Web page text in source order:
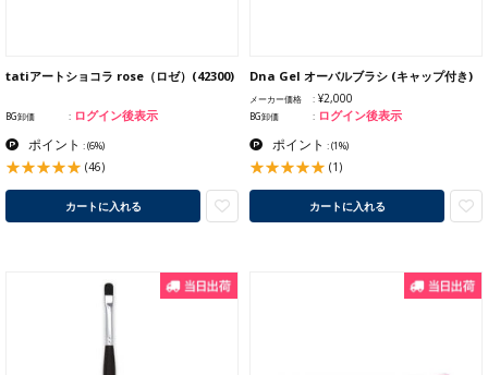
tatiアートショコラ rose（ロゼ）(42300)
BG卸価 ログイン後表示
ポイント :(6%)
(46)
カートに入れる
Dna Gel オーバルブラシ (キャップ付き)
メーカー価格 ¥2,000
BG卸価 ログイン後表示
ポイント :(1%)
(1)
カートに入れる